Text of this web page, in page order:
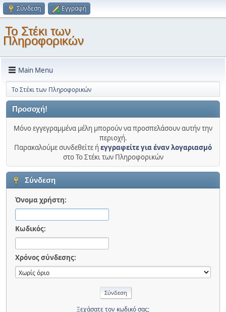
Σύνδεση Εγγραφή
Το Στέκι των
Πληροφορικών
Main Menu
Το Στέκι των Πληροφορικών
Προσοχή!
Μόνο εγγεγραμμένα μέλη μπορούν να προσπελάσουν αυτήν την
περιοχή.
Παρακαλούμε συνδεθείτε ήεγγραφείτε για έναν λογαριασμό
στο Το Στέκι των Πληροφορικών
Σύνδεση
Όνομα χρήστη:
Κωδικός:
Χρόνος σύνδεσης:
Ξεχάσατε τον κωδικό σας;